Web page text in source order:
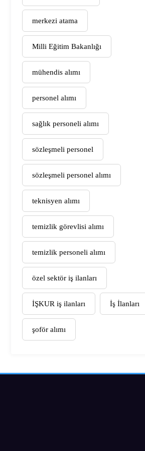
merkezi atama
Milli Eğitim Bakanlığı
mühendis alımı
personel alımı
sağlık personeli alımı
sözleşmeli personel
sözleşmeli personel alımı
teknisyen alımı
temizlik görevlisi alımı
temizlik personeli alımı
özel sektör iş ilanları
İŞKUR iş ilanları İş İlanları
şoför alımı